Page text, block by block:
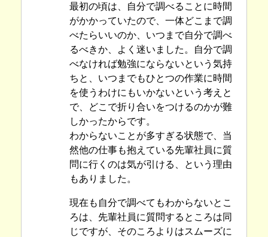
最初の頃は、自分で調べることに時間
がかかっていたので、一体どこまで調
べたらいいのか、いつまで自分で調べ
るべきか、よく迷いました。自分で調
べなければ勉強にならないという気持
ちと、いつまでもひとつの作業に時間
を使うわけにもいかないという考えと
で、どこで折り合いをつけるのかが難
しかったからです。
わからないことが多すぎる状態で、当
然他の仕事も抱えている先輩社員に質
問に行くのは気が引ける、という理由
もありました。
現在も自分で調べてもわからないとこ
ろは、先輩社員に質問するところは同
じですが、そのころよりはスムーズに